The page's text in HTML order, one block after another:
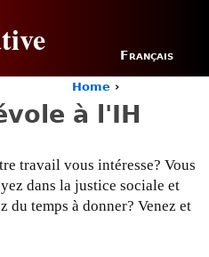
Français
Home ›
à l'IH
travail vous intéresse? Vous
dans la justice sociale et
du temps à donner? Venez et